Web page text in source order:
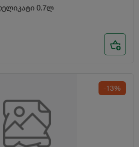
0.7ლ
-13%